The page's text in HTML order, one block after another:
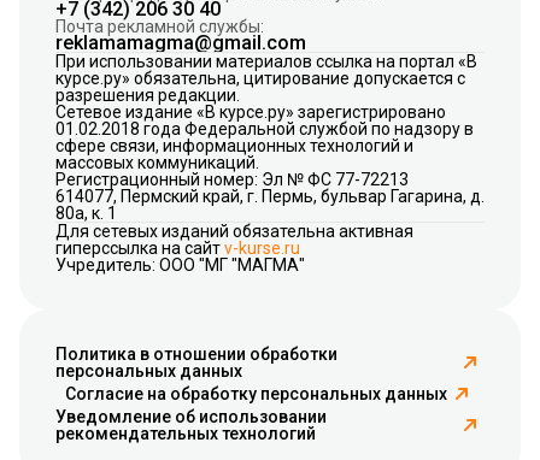
+7 (342) 206 30 40
Почта рекламной службы:
reklamamagma@gmail.com
При использовании материалов ссылка на портал «В
курсе.ру» обязательна, цитирование допускается с
разрешения редакции.
Сетевое издание «В курсе.ру» зарегистрировано
01.02.2018 года Федеральной службой по надзору в
сфере связи, информационных технологий и
массовых коммуникаций.
Регистрационный номер: Эл № ФС 77-72213
614077, Пермский край, г. Пермь, бульвар Гагарина, д.
80а, к. 1
Для сетевых изданий обязательна активная
гиперссылка на сайтv-kurse.ru
Учредитель: ООО "МГ "МАГМА"
Политика в отношении обработки
персональных данных
Согласие на обработку персональных данных
Уведомление об использовании
рекомендательных технологий